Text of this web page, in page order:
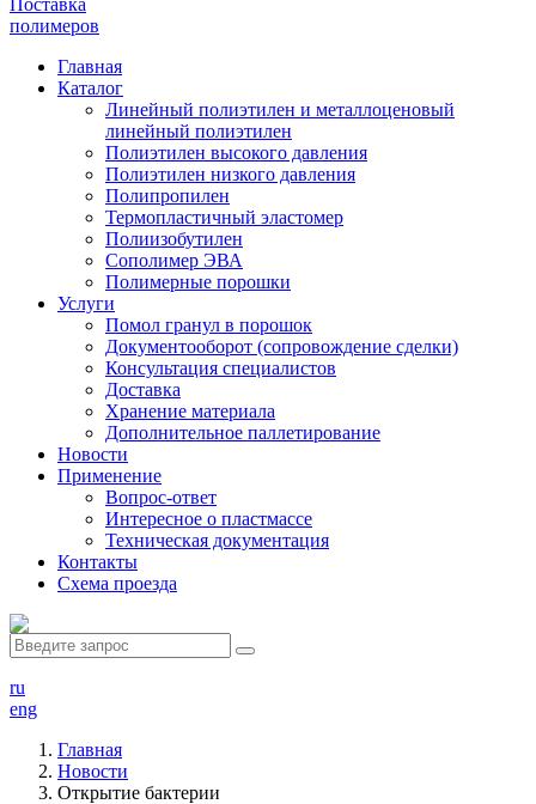
Поставка
полимеров
Главная
Каталог
Линейный полиэтилен и металлоценовый
линейный полиэтилен
Полиэтилен высокого давления
Полиэтилен низкого давления
Полипропилен
Термопластичный эластомер
Полиизобутилен
Сополимер ЭВА
Полимерные порошки
Услуги
Помол гранул в порошок
Документооборот (сопровождение сделки)
Консультация специалистов
Доставка
Хранение материала
Дополнительное паллетирование
Новости
Применение
Вопрос-ответ
Интересное о пластмассе
Техническая документация
Контакты
Схема проезда
ru
eng
Главная
Новости
Открытие бактерии